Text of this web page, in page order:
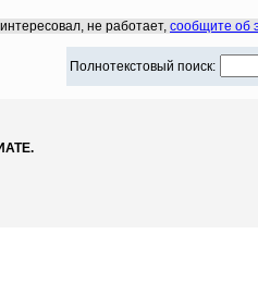
не работает, сообщите об
Полнотекстовый поиск: